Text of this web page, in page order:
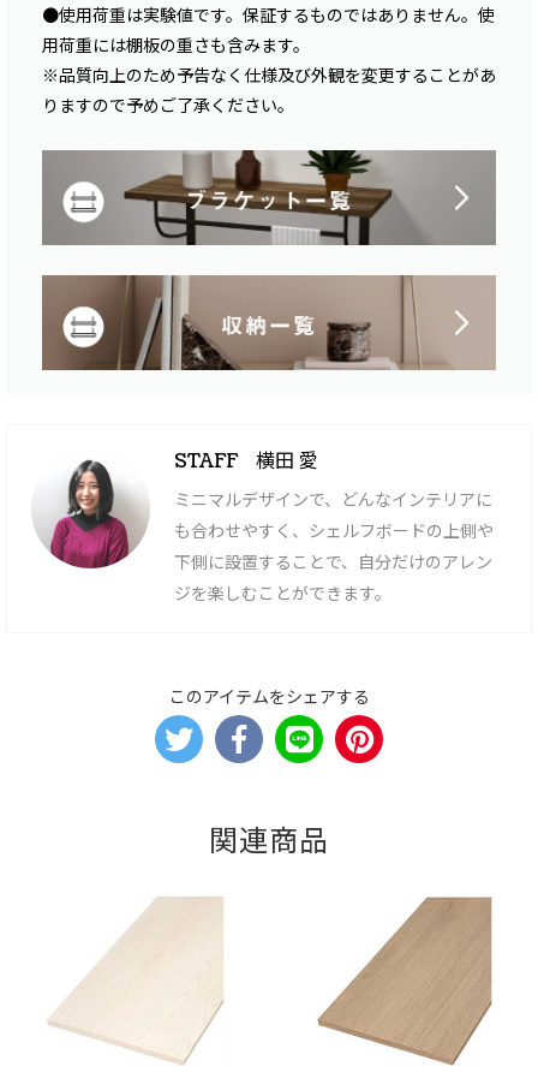
●使用荷重は実験値です。保証するものではありません。使
用荷重には棚板の重さも含みます。
※品質向上のため予告なく仕様及び外観を変更することがあ
りますので予めご了承ください。
STAFF 横田 愛
ミニマルデザインで、どんなインテリアに
も合わせやすく、シェルフボードの上側や
下側に設置することで、自分だけのアレン
ジを楽しむことができます。
このアイテムをシェアする
関連商品